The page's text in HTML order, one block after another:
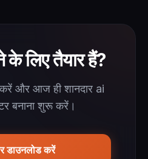
के लिए तैयार हैं?
और आज ही शानदार ai
बनाना शुरू करें।
डाउनलोड करें